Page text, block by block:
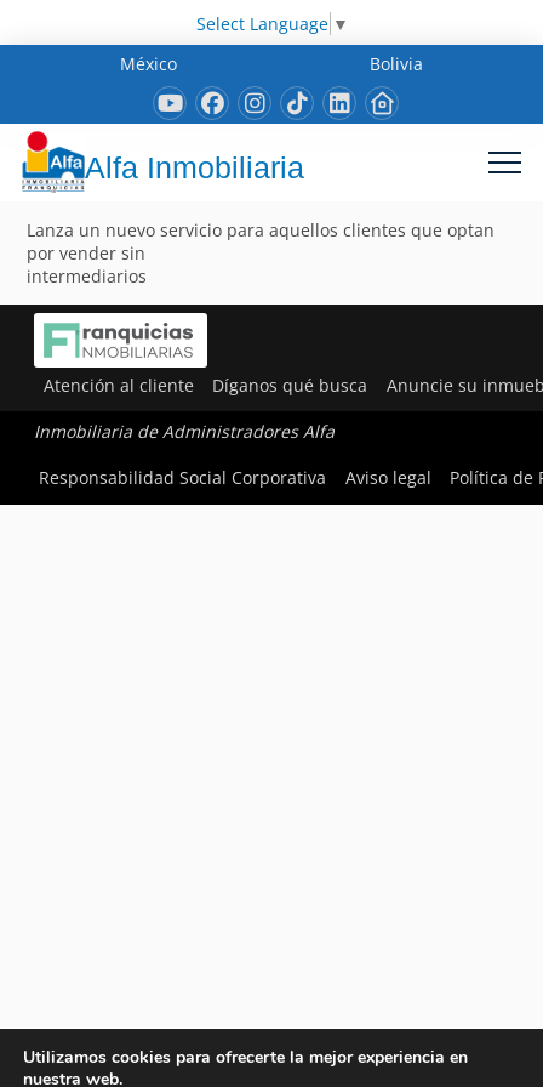
Select Language ▼
México
Bolivia
Alfa Inmobiliaria
Lanza un nuevo servicio para aquellos clientes que optan
por vender sin
intermediarios
Atención al cliente Díganos qué busca Anuncie su
Inmobiliaria de Administradores Alfa
Responsabilidad Social Corporativa
Aviso legal Política de
Utilizamos cookies para ofrecerte la mejor experiencia en
nuestra web.